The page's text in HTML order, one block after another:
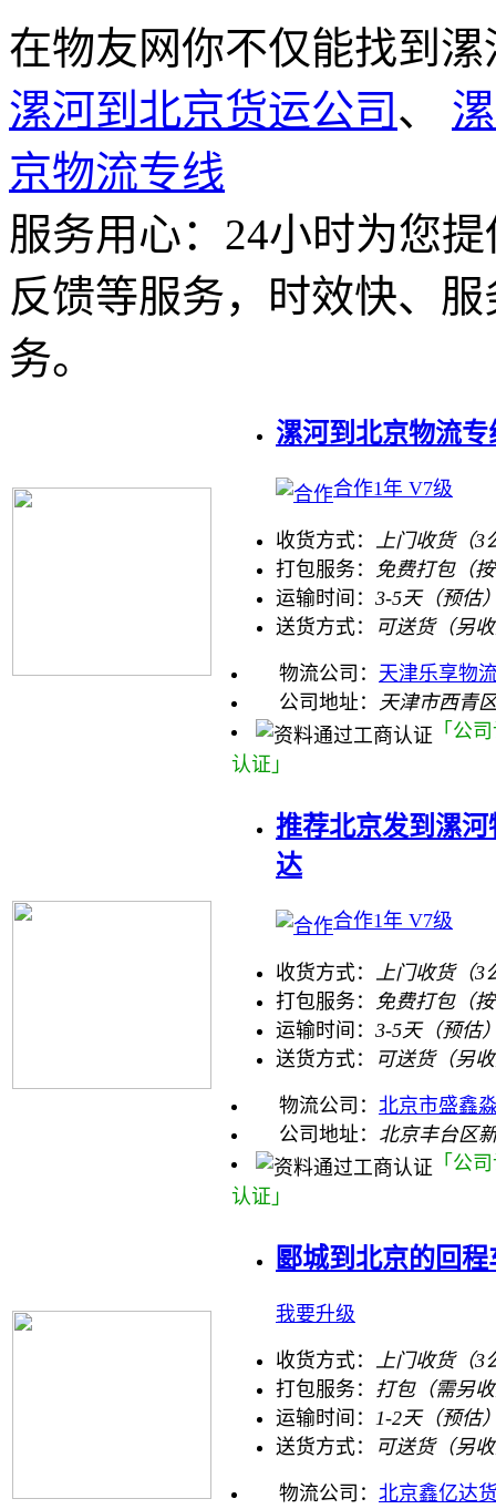
在物友网你不仅能找到
漯河到北京货运公司 、
京物流专线
服务用心： 24小时为您
反馈等服务，时效快、
务。
漯河到北京物流
合作1年 V7级
收货方式：
上门收货（
打包服务：
免费打包（
运输时间： 3-5天（预估
送货方式：
可送货（另
物流公司： 天津乐享物
公司地址：
天津市西青
「公
认证」
推荐北京发到漯
达
合作1年 V7级
收货方式：
上门收货（
打包服务：
免费打包（
运输时间： 3-5天（预估
送货方式：
可送货（另
物流公司： 北京市盛鑫
公司地址： 北京丰台区
「公
认证」
郾城到北京的回
我要升级
收货方式： 上门收货（3
打包服务： 打包（需另
运输时间： 1-2天（预估
送货方式：
可送货（另
物流公司： 北京鑫亿达